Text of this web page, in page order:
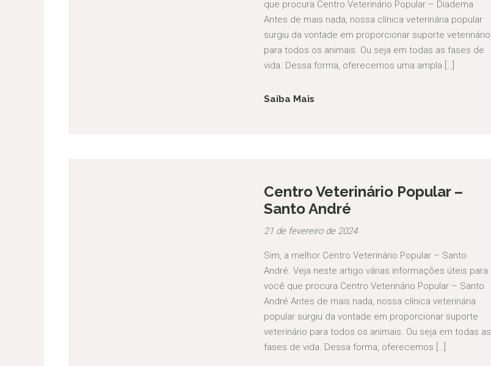
que procura Centro Veterinário Popular – Diadema
Antes de mais nada, nossa clínica veterinária popular
surgiu da vontade em proporcionar suporte veterinário
para todos os animais. Ou seja em todas as fases de
vida. Dessa forma, oferecemos uma ampla […]
Saiba Mais
Centro Veterinário Popular –
Santo André
21 de fevereiro de 2024
Sim, a melhor Centro Veterinário Popular – Santo
André. Veja neste artigo várias informações úteis para
você que procura Centro Veterinário Popular – Santo
André Antes de mais nada, nossa clínica veterinária
popular surgiu da vontade em proporcionar suporte
veterinário para todos os animais. Ou seja em todas as
fases de vida. Dessa forma, oferecemos […]